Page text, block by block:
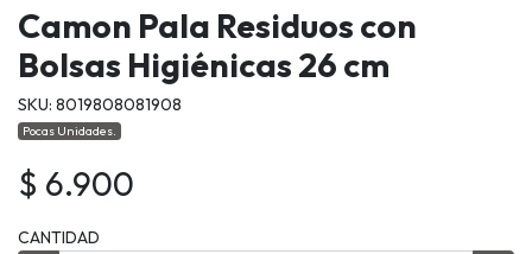
Camon Pala Residuos con
Bolsas Higiénicas 26 cm
SKU: 8019808081908
Pocas Unidades.
$ 6.900
CANTIDAD